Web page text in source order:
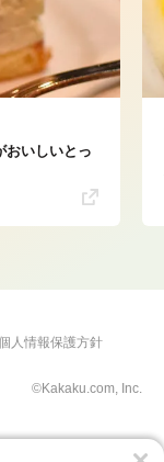
おいしいとっ
人情報保護方針
©Kakaku.com, Inc.